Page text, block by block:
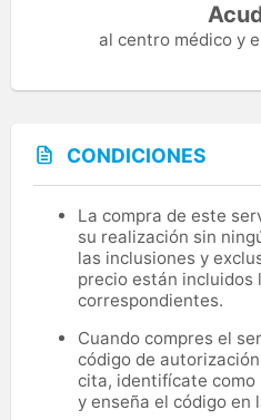
al centro médico y
CONDICIONES
La compra de este
su realización sin
las inclusiones y
precio están incluidos
correspondientes.
Cuando compres el
código de
cita, identifícate como
y enseña el código en